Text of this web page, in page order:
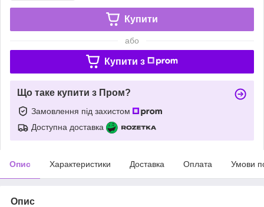
Купити
або
Купити з
Що таке купити з Пром?
Замовлення під захистом
Доступна доставка
Опис Характеристики Доставка Оплата Умови
Опис